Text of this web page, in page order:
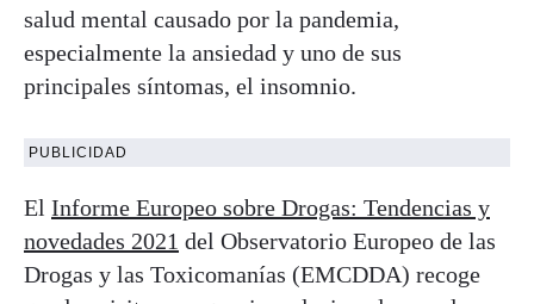
salud mental causado por la pandemia,
especialmente la ansiedad y uno de sus
principales síntomas, el insomnio.
PUBLICIDAD
El Informe Europeo sobre Drogas: Tendencias y
novedades 2021 del Observatorio Europeo de las
Drogas y las Toxicomanías (EMCDDA) recoge